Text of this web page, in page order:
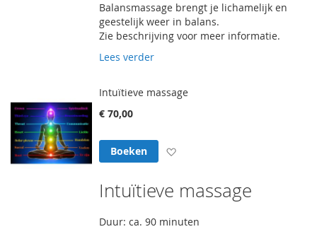
Balansmassage brengt je lichamelijk en
geestelijk weer in balans.
Zie beschrijving voor meer informatie.
Lees verder
Intuïtieve massage
€ 70,00
Boeken
Intuïtieve massage
Duur: ca. 90 minuten